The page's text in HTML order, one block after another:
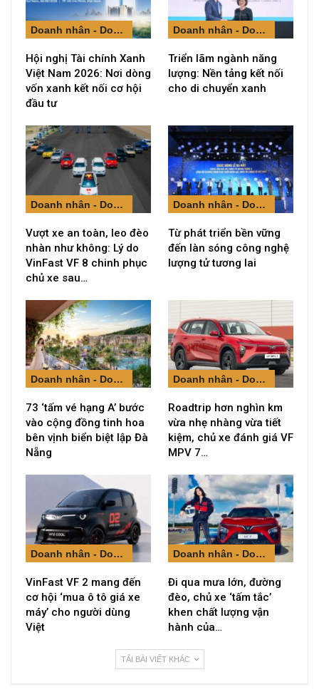
Doanh nhân - Doanh nghiệp
Hội nghị Tài chính Xanh
Việt Nam 2026: Nơi dòng
vốn xanh kết nối cơ hội
đầu tư
Doanh nhân - Doanh nghiệp
Triển lãm ngành năng
lượng: Nền tảng kết nối
cho di chuyển xanh
Doanh nhân - Doanh nghiệp
Vượt xe an toàn, leo đèo
nhàn như không: Lý do
VinFast VF 8 chinh phục
chủ xe sau…
Doanh nhân - Doanh nghiệp
Từ phát triển bền vững
đến làn sóng công nghệ
lượng tử tương lai
Doanh nhân - Doanh nghiệp
73 ‘tấm vé hạng A’ bước
vào cộng đồng tinh hoa
bên vịnh biển biệt lập Đà
Nẵng
Doanh nhân - Doanh nghiệp
Roadtrip hơn nghìn km
vừa nhẹ nhàng vừa tiết
kiệm, chủ xe đánh giá VF
MPV 7…
Doanh nhân - Doanh nghiệp
VinFast VF 2 mang đến
cơ hội ‘mua ô tô giá xe
máy’ cho người dùng
Việt
Doanh nhân - Doanh nghiệp
Đi qua mưa lớn, đường
đèo, chủ xe ‘tấm tắc’
khen chất lượng vận
hành của…
TẢI BÀI VIẾT KHÁC